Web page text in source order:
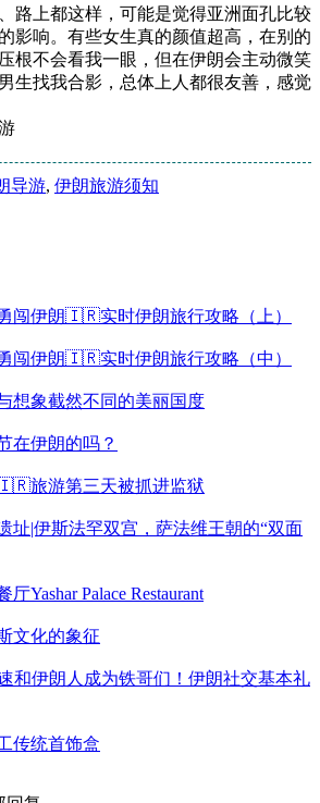
路上都这样，可能是觉得亚洲面孔比较
影响。有些女生真的颜值超高，在别的
根不会看我一眼，但在伊朗会主动微笑
生找我合影，总体上人都很友善，感觉
导游, 伊朗旅游须知
闯伊朗🇮🇷实时伊朗旅行攻略（上）
闯伊朗🇮🇷实时伊朗旅行攻略（中）
象截然不同的美丽国度
在伊朗的吗？
旅游第三天被抓进监狱
址|伊斯法罕双宫，萨法维王朝的“双面
Yashar Palace Restaurant
文化的象征
和伊朗人成为铁哥们！伊朗社交基本礼
传统首饰盒